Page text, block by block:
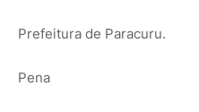
Prefeitura de Paracuru.
Pena